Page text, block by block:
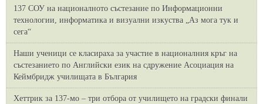
137 СОУ на националното състезание по Информационни
технологии, информатика и визуални изкуства „Аз мога тук и
сега“
Наши ученици се класираха за участие в националния кръг на
състезанието по Английски език на сдружение Асоциация на
Кеймбридж училищата в България
Хеттрик за 137-мо – три отбора от училището на градски финали